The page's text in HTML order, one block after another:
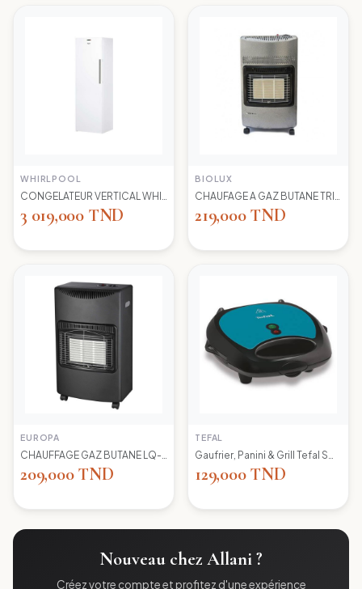
WHIRLPOOL
3 019,000 TND
BIOLUX
219,000 TND
EUROPA
209,000 TND
TEFAL
129,000 TND
Nouveau chez Allani ?
Créez votre compte et profitez d'une expérience